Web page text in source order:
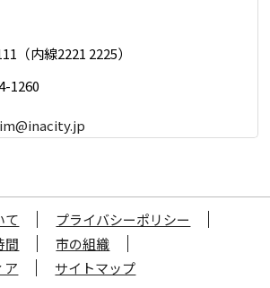
（内線2221 2225）
1260
て
プライバシーポリシー
間
市の組織
ア
サイトマップ